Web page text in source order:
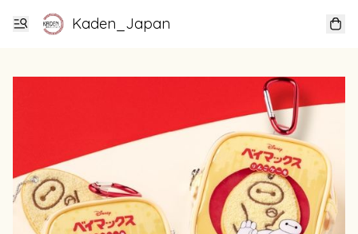
Kaden_Japan